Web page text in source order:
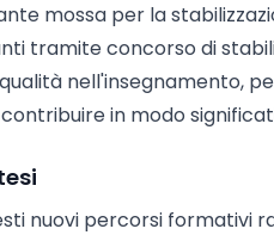
mossa per la
tramite concorso di
nell'insegnamento,
in modo
nuovi percorsi